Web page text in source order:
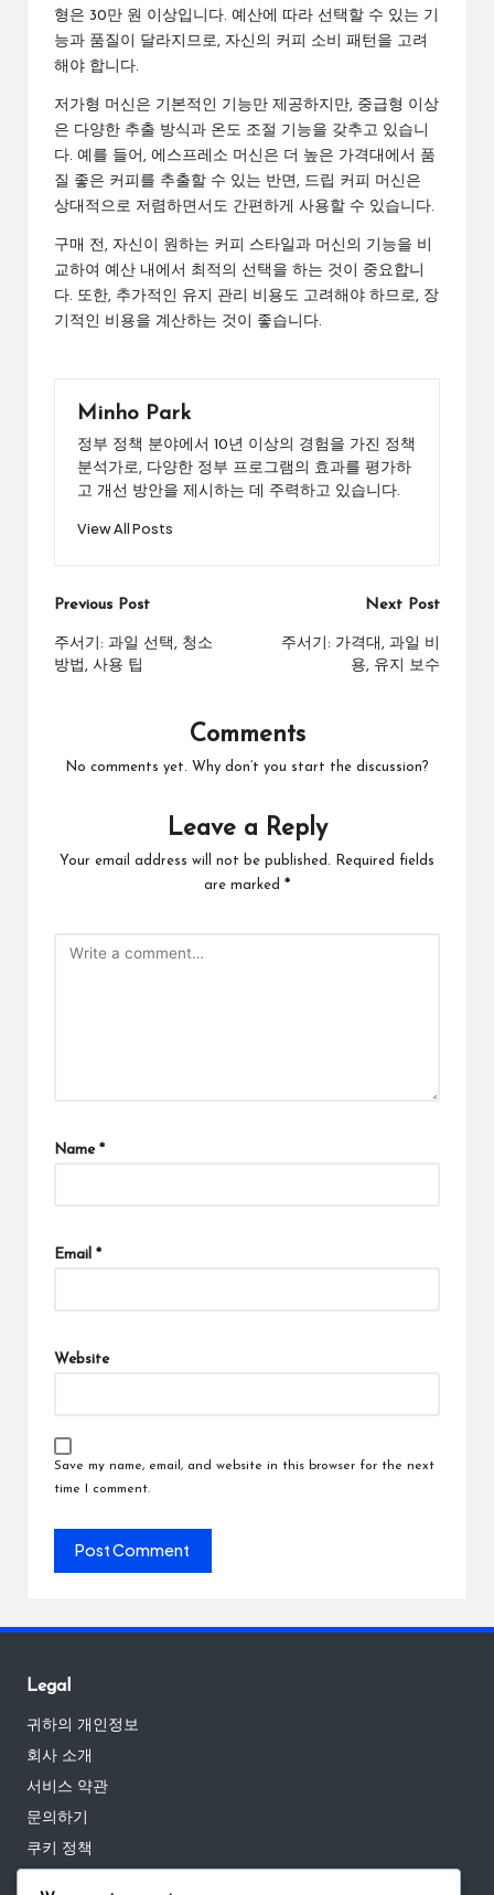
형은 30만 원 이상입니다. 예산에 따라 선택할 수 있는 기
능과 품질이 달라지므로, 자신의 커피 소비 패턴을 고려
해야 합니다.
저가형 머신은 기본적인 기능만 제공하지만, 중급형 이상
은 다양한 추출 방식과 온도 조절 기능을 갖추고 있습니
다. 예를 들어, 에스프레소 머신은 더 높은 가격대에서 품
질 좋은 커피를 추출할 수 있는 반면, 드립 커피 머신은
상대적으로 저렴하면서도 간편하게 사용할 수 있습니다.
구매 전, 자신이 원하는 커피 스타일과 머신의 기능을 비
교하여 예산 내에서 최적의 선택을 하는 것이 중요합니
다. 또한, 추가적인 유지 관리 비용도 고려해야 하므로, 장
기적인 비용을 계산하는 것이 좋습니다.
Minho Park
정부 정책 분야에서 10년 이상의 경험을 가진 정책
분석가로, 다양한 정부 프로그램의 효과를 평가하
고 개선 방안을 제시하는 데 주력하고 있습니다.
View All Posts
Post
navigation
Previous Post
주서기: 과일 선택, 청소
방법, 사용 팁
Next Post
주서기: 가격대, 과일 비
용, 유지 보수
Comments
No comments yet. Why don’t you start the discussion?
Leave a Reply
Your email address will not be published.
Required fields
are marked *
Name *
Email *
Website
Save my name, email, and website in this browser for the next
time I comment.
Legal
귀하의 개인정보
회사 소개
서비스 약관
문의하기
쿠키 정책